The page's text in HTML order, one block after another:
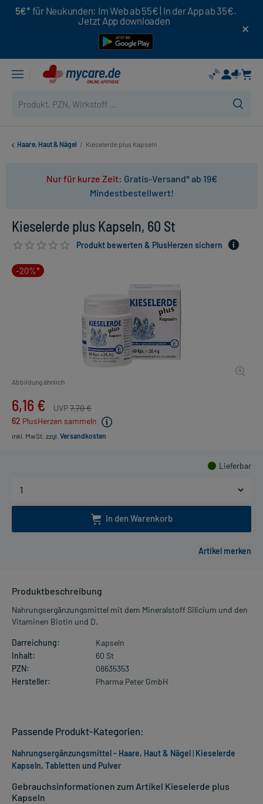
5€* für Neukunden: Im Web ab 55€ | In der App ab 35€.
Jetzt App downloaden
Haare, Haut & Nägel / Kieselerde plus Kapseln
Nur für kurze Zeit: Gratis-Versand* ab 19€
Mindestbestellwert!
Kieselerde plus Kapseln, 60 St
Produkt bewerten & PlusHerzen sichern
-20%*
Abbildung ähnlich
6,16 € UVP7,70 €
62 PlusHerzen sammeln
inkl. MwSt. zzgl. Versandkosten
Lieferbar
In den Warenkorb
Produktbeschreibung
Nahrungsergänzungsmittel mit dem Mineralstoff Silicium und den
Vitaminen Biotin und D.
Darreichung:
Kapseln
Inhalt:
60 St
PZN:
08635353
Hersteller:
Pharma Peter GmbH
Gebrauchsinformationen zum Artikel Kieselerde plus
Kapseln
Passende Produkt-Kategorien:
Nahrungsergänzungsmittel - Haare, Haut & Nägel| Kieselerde
Kapseln, Tabletten und Pulver